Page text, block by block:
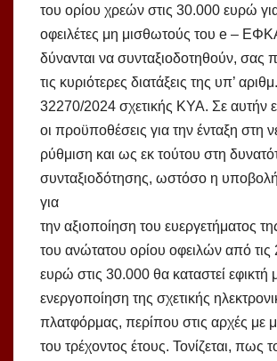
του ορίου χρεών στις 30.000 ευρώ
οφειλέτες μη μισθωτούς του e –
δύνανται να συνταξιοδοτηθούν, σας
τις κυριότερες διατάξεις της υπ’ αριθμ.
32270/2024 σχετικής ΚΥΑ. Σε αυτήν
οι προϋποθέσεις για την ένταξη στη
ρύθμιση και ως εκ τούτου στη
συνταξιοδότησης, ωστόσο η
για
την αξιοποίηση του ευεργετήματος
του ανώτατου ορίου οφειλών από τις
ευρώ στις 30.000 θα καταστεί εφικτή
ενεργοποίηση της σχετικής
πλατφόρμας, περίπου στις αρχές με
του τρέχοντος έτους. Τονίζεται, πως